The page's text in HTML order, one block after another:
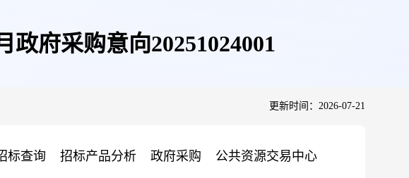
府采购意向20251024001
更新时间：2026-07-21
标查询 招标产品分析 政府采购 公共资源交易中心